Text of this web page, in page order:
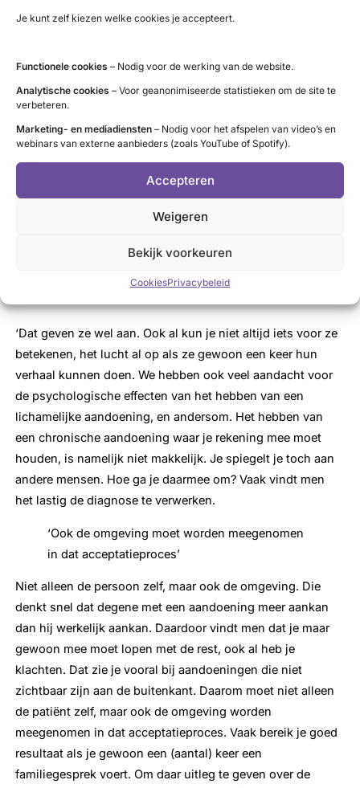
Je kunt zelf kiezen welke cookies je accepteert.
Functionele cookies – Nodig voor de werking van de website.
Analytische cookies – Voor geanonimiseerde statistieken om de site te
verbeteren.
Marketing- en mediadiensten – Nodig voor het afspelen van video’s en
webinars van externe aanbieders (zoals YouTube of Spotify).
Accepteren
Weigeren
Bekijk voorkeuren
CookiesPrivacybeleid
Lijf & Leven
Het Zorgprogramma Lijf & Leven is gericht op mensen met
zowel een psychiatrische als een lichamelijke aandoening.
Zorgprofessionals uit tal van disciplines werken samen
met patiënten en onderzoekers. Het programma biedt én
ontwikkelt – individuele – behandelingen. Daarnaast vindt
wetenschappelijk onderzoek plaats. Met de resultaten
hopen zij te kunnen voorspellen welke behandeling het
beste effect heeft op de lichamelijke gezondheid bij
‘Dat geven ze wel aan. Ook al kun je niet altijd iets voor ze
betekenen, het lucht al op als ze gewoon een keer hun
verhaal kunnen doen. We hebben ook veel aandacht voor
de psychologische effecten van het hebben van een
lichamelijke aandoening, en andersom. Het hebben van
een chronische aandoening waar je rekening mee moet
houden, is namelijk niet makkelijk. Je spiegelt je toch aan
andere mensen. Hoe ga je daarmee om? Vaak vindt men
het lastig de diagnose te verwerken.
‘Ook de omgeving moet worden meegenomen
in dat acceptatieproces’
Niet alleen de persoon zelf, maar ook de omgeving. Die
denkt snel dat degene met een aandoening meer aankan
dan hij werkelijk aankan. Daardoor vindt men dat je maar
gewoon mee moet lopen met de rest, ook al heb je
klachten. Dat zie je vooral bij aandoeningen die niet
zichtbaar zijn aan de buitenkant. Daarom moet niet alleen
de patiënt zelf, maar ook de omgeving worden
meegenomen in dat acceptatieproces. Vaak bereik je goed
resultaat als je gewoon een (aantal) keer een
familiegesprek voert. Om daar uitleg te geven over de